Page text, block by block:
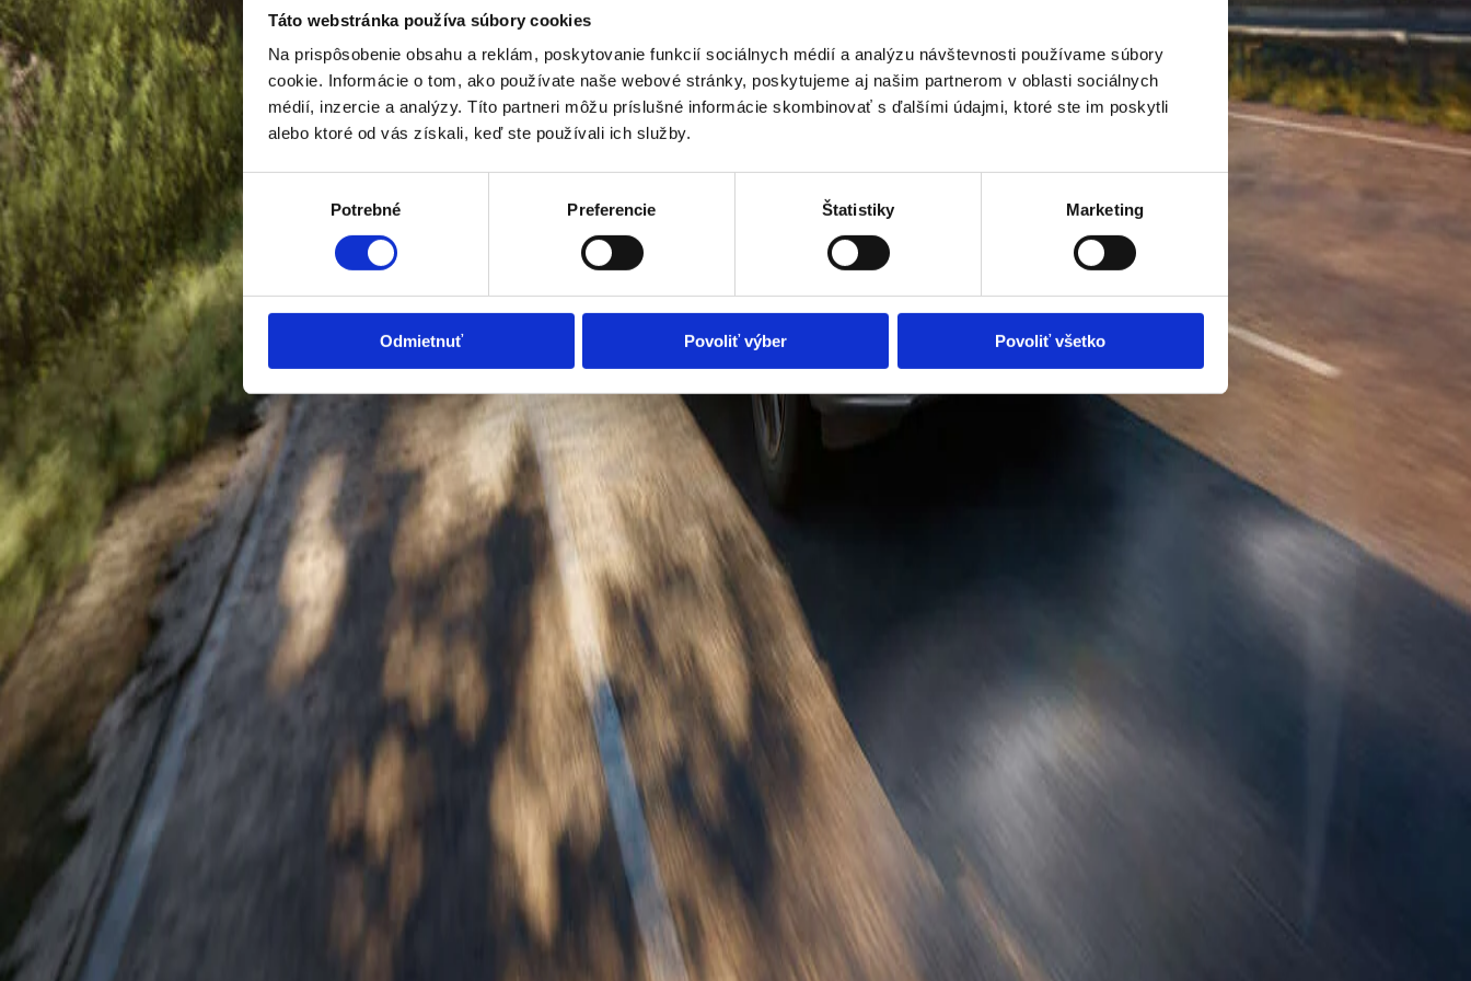
Táto webstránka používa súbory cookies
Na prispôsobenie obsahu a reklám, poskytovanie funkcií sociálnych médií a analýzu návštevnosti používame súbory
cookie. Informácie o tom, ako používate naše webové stránky, poskytujeme aj našim partnerom v oblasti sociálnych
médií, inzercie a analýzy. Títo partneri môžu príslušné informácie skombinovať s ďalšími údajmi, ktoré ste im poskytli
alebo ktoré od vás získali, keď ste používali ich služby.
súhlasu
Potrebné Preferencie Štatistiky Marketing
Odmietnuť Povoliť výber Povoliť všetko
Benzín · 75 kW
Cena
19 610 €
Mám záujem o vozidlo Skúšobná jazda
Modelový rok
2026
Kilometre —
Palivo
Benzín
Výkon 75
Farba Biela, Šedá
OMNIA MOTORS, a.s.
Tomášikova 30
821 01 Bratislava
Predaj a služby
Predaj vozidiel
Skladové vozidlá
Motocykle
Akciová ponuka
Skúšobná jazda
Objednávka do servisu
Informácie
Kontakt
Katalógy a cenníky
Výpredaj príslušenstva
Svet Honda